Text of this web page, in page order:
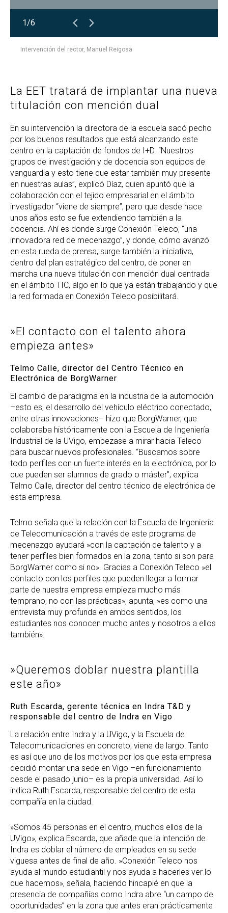
Intervención del rector, Manuel Reigosa
1/6
La EET tratará de implantar una nueva
titulación con mención dual
En su intervención la directora de la escuela sacó pecho
por los buenos resultados que está alcanzando este
centro en la captación de fondos de I+D. “Nuestros
grupos de investigación y de docencia son equipos de
vanguardia y esto tiene que estar también muy presente
en nuestras aulas”, explicó Díaz, quien apuntó que la
colaboración con el tejido empresarial en el ámbito
investigador “viene de siempre”, pero que desde hace
unos años esto se fue extendiendo también a la
docencia. Ahí es donde surge Conexión Teleco, “una
innovadora red de mecenazgo”, y donde, cómo avanzó
en esta rueda de prensa, surge también la iniciativa,
dentro del plan estratégico del centro, de poner en
marcha una nueva titulación con mención dual centrada
en el ámbito TIC, algo en lo que ya están trabajando y que
la red formada en Conexión Teleco posibilitará.
»El contacto con el talento ahora
empieza antes»
Telmo Calle, director del Centro Técnico en
Electrónica de BorgWarner
El cambio de paradigma en la industria de la automoción
–esto es, el desarrollo del vehículo eléctrico conectado,
entre otras innovaciones– hizo que BorgWarner, que
colaboraba históricamente con la Escuela de Ingeniería
Industrial de la UVigo, empezase a mirar hacia Teleco
para buscar nuevos profesionales. “Buscamos sobre
todo perfiles con un fuerte interés en la electrónica, por lo
que pueden ser alumnos de grado o máster”, explica
Telmo Calle, director del centro técnico de electrónica de
esta empresa.
Telmo señala que la relación con la Escuela de Ingeniería
de Telecomunicación a través de este programa de
mecenazgo ayudará »con la captación de talento y a
tener perfiles bien formados en la zona, tanto si son para
BorgWarner como si no». Gracias a Conexión Teleco »el
contacto con los perfiles que pueden llegar a formar
parte de nuestra empresa empieza mucho más
temprano, no con las prácticas», apunta, »es como una
entrevista muy profunda en ambos sentidos, los
estudiantes nos conocen mucho antes y nosotros a ellos
también».
»Queremos doblar nuestra plantilla
este año»
Ruth Escarda, gerente técnica en Indra T&D y
responsable del centro de Indra en Vigo
La relación entre Indra y la UVigo, y la Escuela de
Telecomunicaciones en concreto, viene de largo. Tanto
es así que uno de los motivos por los que esta empresa
decidió montar una sede en Vigo –en funcionamiento
desde el pasado junio– es la propia universidad. Así lo
indica Ruth Escarda, responsable del centro de esta
compañía en la ciudad.
»Somos 45 personas en el centro, muchos ellos de la
UVigo», explica Escarda, que añade que la intención de
Indra es doblar el número de empleados en su sede
viguesa antes de final de año. »Conexión Teleco nos
ayuda al mundo estudiantil y nos ayuda a hacerles ver lo
que hacemos», señala, haciendo hincapié en que la
presencia de compañías como Indra abre “un campo de
oportunidades” en la zona que antes eran prácticamente